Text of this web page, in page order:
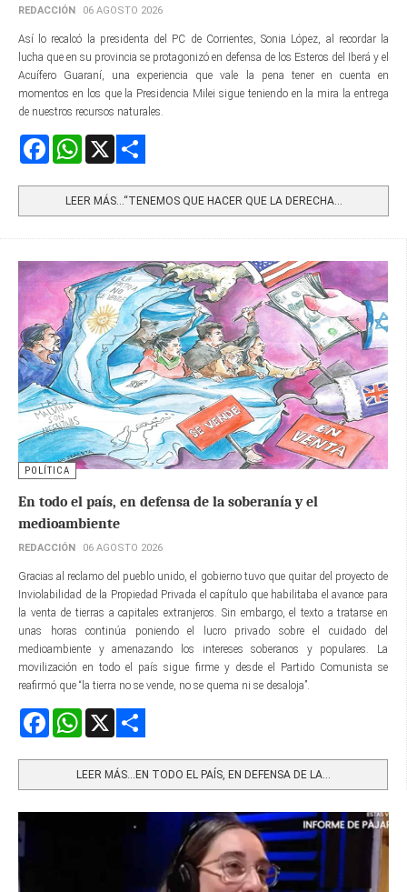
REDACCIÓN 06 AGOSTO 2026
Así lo recalcó la presidenta del PC de Corrientes, Sonia López, al recordar la
lucha que en su provincia se protagonizó en defensa de los Esteros del Iberá y el
Acuífero Guaraní, una experiencia que vale la pena tener en cuenta en
momentos en los que la Presidencia Milei sigue teniendo en la mira la entrega
de nuestros recursos naturales.
FacebookWhatsApp
LEER MÁS…“TENEMOS QUE HACER QUE LA DERECHA...
POLÍTICA
En todo el país, en defensa de la soberanía y el
medioambiente
REDACCIÓN 06 AGOSTO 2026
Gracias al reclamo del pueblo unido, el gobierno tuvo que quitar del proyecto de
Inviolabilidad de la Propiedad Privada el capítulo que habilitaba el avance para
la venta de tierras a capitales extranjeros. Sin embargo, el texto a tratarse en
unas horas continúa poniendo el lucro privado sobre el cuidado del
medioambiente y amenazando los intereses soberanos y populares. La
movilización en todo el país sigue firme y desde el Partido Comunista se
reafirmó que “la tierra no se vende, no se quema ni se desaloja”.
FacebookWhatsApp
LEER MÁS…EN TODO EL PAÍS, EN DEFENSA DE LA...